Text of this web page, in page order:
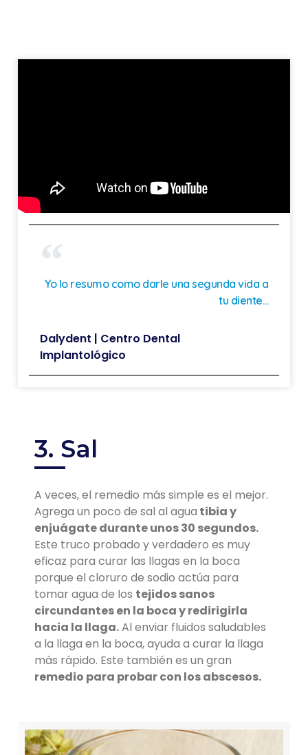
Yo lo resumo como darle una segunda vida a
tu diente…
Dalydent | Centro Dental
Implantológico
3. Sal
A veces, el remedio más simple es el mejor.
Agrega un poco de sal al agua tibia y
enjuágate durante unos 30 segundos.
Este truco probado y verdadero es muy
eficaz para curar las llagas en la boca
porque el cloruro de sodio actúa para
tomar agua de los tejidos sanos
circundantes en la boca y redirigirla
hacia la llaga.Al enviar fluidos saludables
a la llaga en la boca, ayuda a curar la llaga
más rápido. Este también es un gran
remedio para probar con los abscesos.